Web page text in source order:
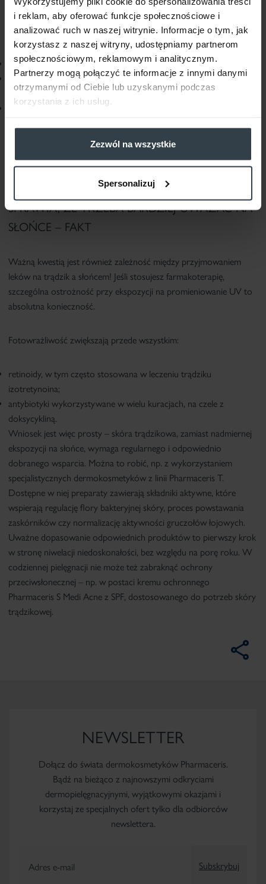
i reklam, aby oferować funkcje społecznościowe i
analizować ruch w naszej witrynie. Informacje o tym, jak
korzystasz z naszej witryny, udostępniamy partnerom
społecznościowym, reklamowym i analitycznym.
Partnerzy mogą połączyć te informacje z innymi danymi
otrzymanymi od Ciebie lub uzyskanymi podczas
korzystania z ich usług.
Zezwól na wszystkie
Spersonalizuj
Promieniowanie UVBwywiera bardzo negatywny wpływ na skórę
trądzikową poprzez:
zwiększenie ekspresji cytokin prozapalnych(IL-8, IL-1β);
wzmożenie proliferacji keratynocytów, co prowadzi do
dodatkowego zablokowania ujść gruczołów łojowych;
zwiększenie produkcji sebum
po wakacjach często obserwuje się znaczne nasilenie
PRZYJMOWANIE LEKÓW NA TRĄDZIK
SPRAWIA, ŻE TRZEBA BARDZIEJ UWAŻAĆ NA
SŁOŃCE – FAKT
Ważną kwestią jest również zależność między przyjmowaniem
leków na trądzik a słońcem! Jeśli stosujesz farmakoterapię,
szczególna ostrożność przy ekspozycji na promieniowanie UV to
absolutna konieczność.
Fotowrażliwość zwiększają przede wszystkim:
retinoidy, w tym często stosowana w leczeniu trądziku
izotretynoina;
antybiotyki wykorzystywane w wielu kuracjach, na czele z
doksycykliną.
Wniosek jest więc prosty – skóra trądzikowa, zamiast nadmiernej
ekspozycji na słońce, wymaga regularnego i odpowiednio
dobranego wsparcia. Można to robić, np. z wykorzystaniem
specjalistycznych dermokosmetyków z linii Pharmaceris T.
Dostępne w niej preparaty zawierają składniki aktywne, które
wspierają regulację flory bakteryjnej skóry, proces powstawania
zaskórników czy normalizację aktywności gruczołów łojowych.
Uważne dopasowanie odpowiednich produktów to pierwszy krok
w stronę niwelacji niedoskonałości, bez względu na porę roku. W
codziennej pielęgnacji nie może też zabraknąć ochrony
przeciwsłonecznej – np. w postaci kremu ochronnego
Pharmaceris S Medi Acne z SPF, dostosowanego do potrzeb skóry
trądzikowej.
NEWSLETTER
Dołącz do świata dermokosmetyków Pharmaceris.
Bądź na bieżąco z najnowszymi odkryciami
dermopielęgnacyjnymi, wyjątkowymi okazjami i
korzystaj ze specjalnych ofert tylko dla odbiorców
newslettera.
Adres e-mail Subskrybuj